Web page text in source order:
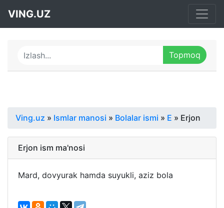
VING.UZ
Ving.uz » Ismlar manosi » Bolalar ismi » E » Erjon
Erjon ism ma'nosi
Mard, dovyurak hamda suyukli, aziz bola